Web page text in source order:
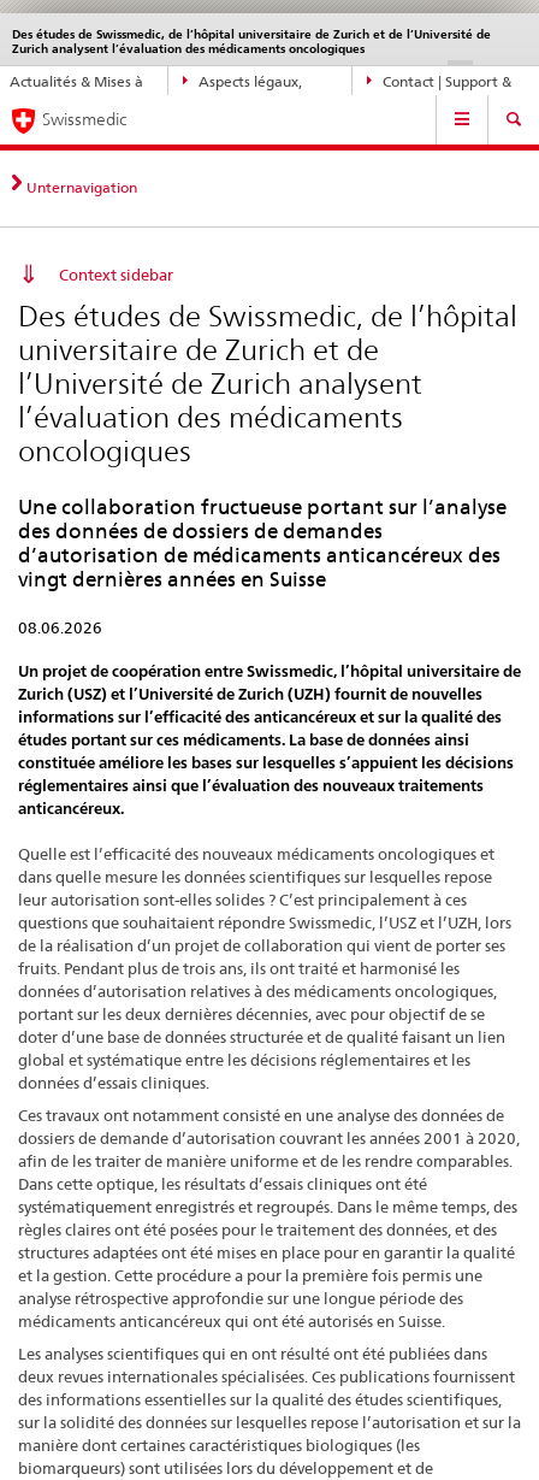
Navigation
directe:
actualités,
bases
juridiques,
contact
Actualités & Mises à
Aspects légaux,
Contact | Support &
Des études de Swissmedic, de l’hôpital universitaire de Zurich et de l’Université de
Zurich analysent l’évaluation des médicaments oncologiques
DE EN
Service
navigation
Navigation
Swissmedic
Unternavigation
Context sidebar
Des études de Swissmedic, de l’hôpital
universitaire de Zurich et de
l’Université de Zurich analysent
l’évaluation des médicaments
oncologiques
Une collaboration fructueuse portant sur l’analyse
des données de dossiers de demandes
d’autorisation de médicaments anticancéreux des
vingt dernières années en Suisse
08.06.2026
Un projet de coopération entre Swissmedic, l’hôpital universitaire de
Zurich (USZ) et l’Université de Zurich (UZH) fournit de nouvelles
informations sur l’efficacité des anticancéreux et sur la qualité des
études portant sur ces médicaments. La base de données ainsi
constituée améliore les bases sur lesquelles s’appuient les décisions
réglementaires ainsi que l’évaluation des nouveaux traitements
anticancéreux.
Quelle est l’efficacité des nouveaux médicaments oncologiques et
dans quelle mesure les données scientifiques sur lesquelles repose
leur autorisation sont-elles solides ? C’est principalement à ces
questions que souhaitaient répondre Swissmedic, l’USZ et l’UZH, lors
de la réalisation d’un projet de collaboration qui vient de porter ses
fruits. Pendant plus de trois ans, ils ont traité et harmonisé les
données d’autorisation relatives à des médicaments oncologiques,
portant sur les deux dernières décennies, avec pour objectif de se
doter d’une base de données structurée et de qualité faisant un lien
global et systématique entre les décisions réglementaires et les
données d’essais cliniques.
Ces travaux ont notamment consisté en une analyse des données de
dossiers de demande d’autorisation couvrant les années 2001 à 2020,
afin de les traiter de manière uniforme et de les rendre comparables.
Dans cette optique, les résultats d’essais cliniques ont été
systématiquement enregistrés et regroupés. Dans le même temps, des
règles claires ont été posées pour le traitement des données, et des
structures adaptées ont été mises en place pour en garantir la qualité
et la gestion. Cette procédure a pour la première fois permis une
analyse rétrospective approfondie sur une longue période des
médicaments anticancéreux qui ont été autorisés en Suisse.
Les analyses scientifiques qui en ont résulté ont été publiées dans
deux revues internationales spécialisées. Ces publications fournissent
des informations essentielles sur la qualité des études scientifiques,
sur la solidité des données sur lesquelles repose l’autorisation et sur la
manière dont certaines caractéristiques biologiques (les
biomarqueurs) sont utilisées lors du développement et de